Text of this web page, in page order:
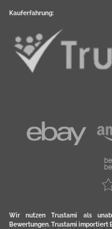
Kauferfahrung:
Wir nutzen Trustami als
Bewertungen. Trustami